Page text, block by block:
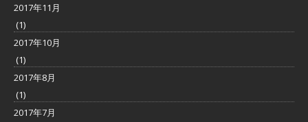
2017年11月
(1)
2017年10月
(1)
2017年8月
(1)
2017年7月